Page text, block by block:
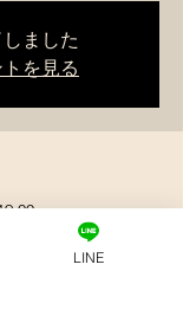
ました
を見る
福岡県久留米市
LINE